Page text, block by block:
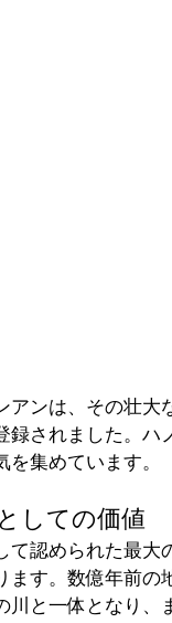
アンは、その壮
録されました。
集めています。
しての価値
て認められた最大
ます。数億年前の
川と一体となり